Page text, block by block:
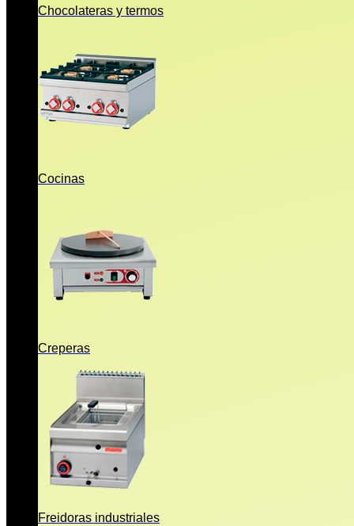
Chocolateras y termos
Cocinas
Creperas
Freidoras industriales